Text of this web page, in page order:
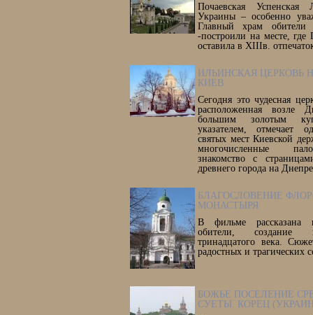
Почаевская
Украины – особенно
Главный храм обители
-построили на месте, где
оставила в XIIIв.
ИЛЬИНСКАЯ ЦЕРКОВЬ
КИЕВ
Сегодня это чудесная
расположенная возле
большим золотым
указателем, отмечает
святых мест Киевской
многочисленные
знакомство с
древнего города на
БЛАГОСЛОВЕНИЕ
МОНАСТЫРЯ
В фильме рассказана
обители, создание
тринадцатого века.
радостных и трагических
БОЖЬЕ ПОСЕЛЕНИЕ
СУЕТЫ. КОРЕЦ